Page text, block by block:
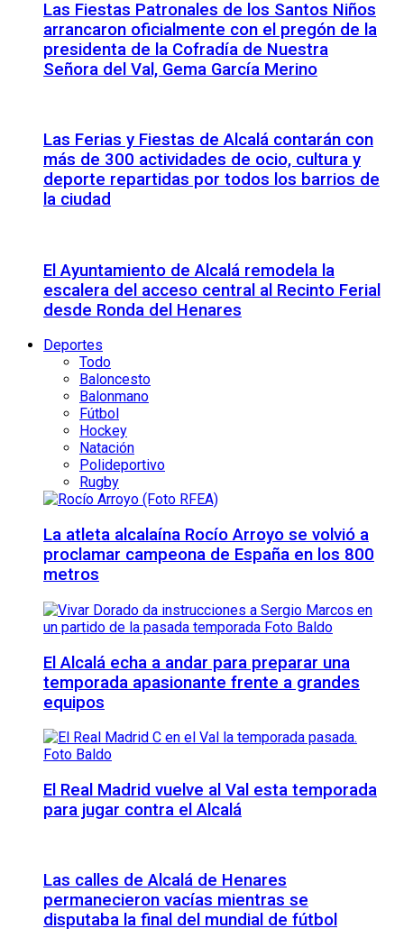
Las Fiestas Patronales de los Santos Niños
arrancaron oficialmente con el pregón de la
presidenta de la Cofradía de Nuestra
Señora del Val, Gema García Merino
Las Ferias y Fiestas de Alcalá contarán con
más de 300 actividades de ocio, cultura y
deporte repartidas por todos los barrios de
la ciudad
El Ayuntamiento de Alcalá remodela la
escalera del acceso central al Recinto Ferial
desde Ronda del Henares
Deportes
Todo
Baloncesto
Balonmano
Fútbol
Hockey
Natación
Polideportivo
Rugby
La atleta alcalaína Rocío Arroyo se volvió a
proclamar campeona de España en los 800
metros
El Alcalá echa a andar para preparar una
temporada apasionante frente a grandes
equipos
El Real Madrid vuelve al Val esta temporada
para jugar contra el Alcalá
Las calles de Alcalá de Henares
permanecieron vacías mientras se
disputaba la final del mundial de fútbol